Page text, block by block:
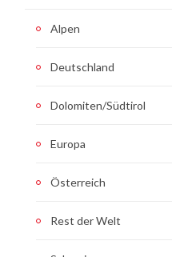
Alpen
Deutschland
Dolomiten/Südtirol
Europa
Österreich
Rest der Welt